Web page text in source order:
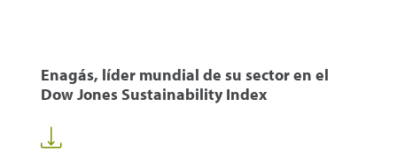
Enagás, líder mundial de su sector en el
Dow Jones Sustainability Index